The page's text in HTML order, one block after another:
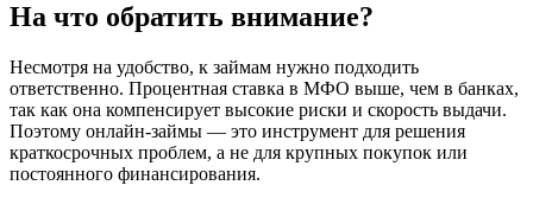
На что обратить внимание?
Несмотря на удобство, к займам нужно подходить
ответственно. Процентная ставка в МФО выше, чем в банках,
так как она компенсирует высокие риски и скорость выдачи.
Поэтому онлайн-займы — это инструмент для решения
краткосрочных проблем, а не для крупных покупок или
постоянного финансирования.